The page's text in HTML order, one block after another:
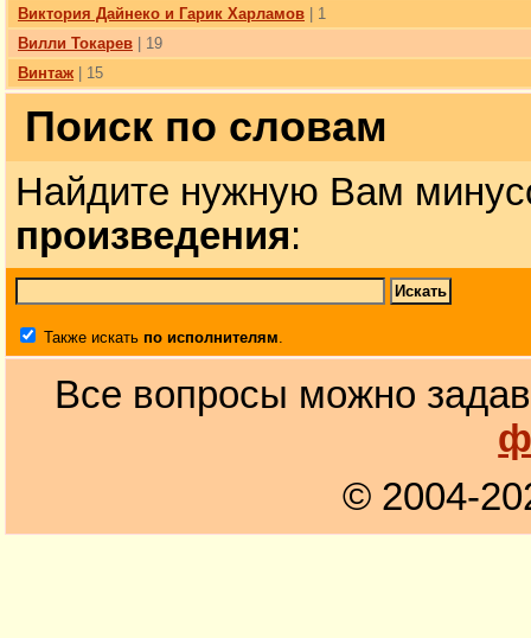
Виктория Дайнеко и Гарик Харламов | 1
Вилли Токарев | 19
Винтаж | 15
Поиск по словам
Найдите нужную Вам
произведения:
Также искать по исполнителям
Все вопросы можно
© 2004-